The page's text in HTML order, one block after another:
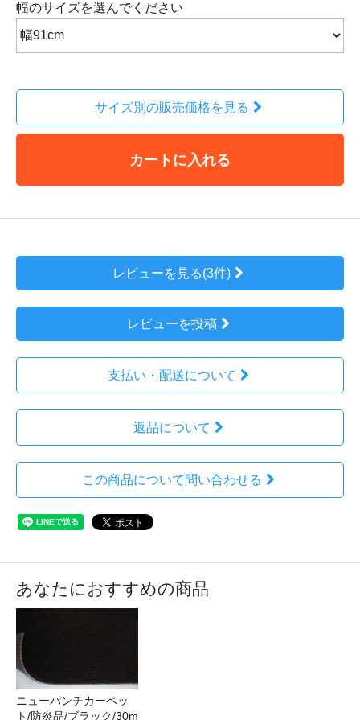
幅のサイズを選んでください
サイズ別の販売価格を見る
カートに入れる
レビューを見る(3件)
レビューを投稿
支払い・配送について
返品について
この商品について問い合わせる
あなたにおすすめの商品
ニューパンチカーペッ
ト/防炎品/ブラック/30m